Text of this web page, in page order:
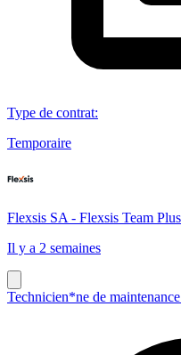
Type de contrat:
Temporaire
Flexsis SA - Flexsis Team Plus
Il y a 2 semaines
Technicien*ne de